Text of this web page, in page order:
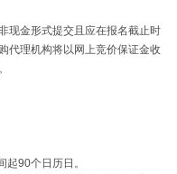
现金形式提交且应在报名截止时
代理机构将以网上竞价保证金收
90个日历日。